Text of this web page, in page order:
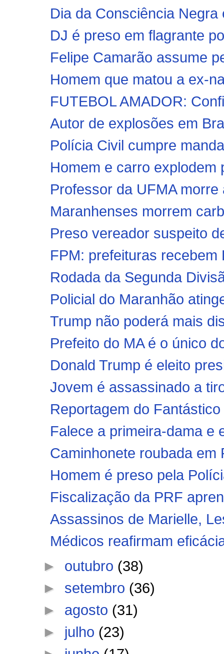
Dia da Consciência Negra
DJ é preso em flagrante
Felipe Camarão assume
Homem que matou a ex-
FUTEBOL AMADOR:
Autor de explosões em
Polícia Civil cumpre
Homem e carro explodem
Professor da UFMA
Maranhenses morrem
Preso vereador suspeito
FPM: prefeituras
Rodada da Segunda
Policial do Maranhão
Trump não poderá mais
Prefeito do MA é o único
Donald Trump é eleito
Jovem é assassinado a
Reportagem do
Falece a primeira-dama e
Caminhonete roubada
Homem é preso pela
Fiscalização da PRF
Assassinos de Marielle,
Médicos reafirmam
► outubro (38)
► setembro (36)
► agosto (31)
► julho (23)